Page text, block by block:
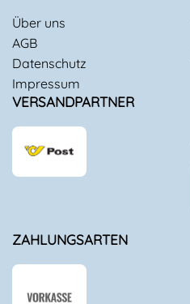
Über uns
AGB
Datenschutz
Impressum
VERSANDPARTNER
ZAHLUNGSARTEN